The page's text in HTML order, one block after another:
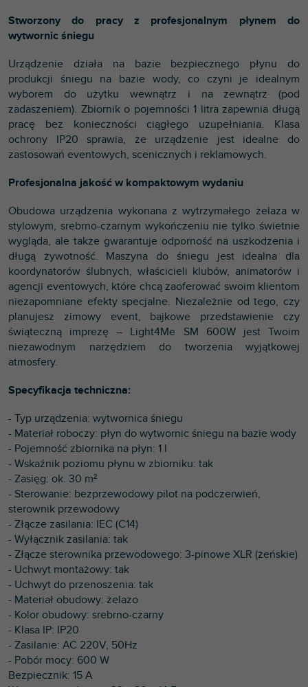
Stworzony do pracy z profesjonalnym płynem do
wytwornic śniegu
Urządzenie działa na bazie bezpiecznego płynu do
produkcji śniegu na bazie wody, co czyni je idealnym
wyborem do użytku wewnątrz i na zewnątrz (pod
zadaszeniem). Zbiornik o pojemności 1 litra zapewnia długą
pracę bez konieczności ciągłego uzupełniania. Klasa
ochrony IP20 sprawia, że urządzenie jest idealne do
zastosowań eventowych, scenicznych i reklamowych.
Profesjonalna jakość w kompaktowym wydaniu
Obudowa urządzenia wykonana z wytrzymałego żelaza w
stylowym, srebrno-czarnym wykończeniu nie tylko świetnie
wygląda, ale także gwarantuje odporność na uszkodzenia i
długą żywotność. Maszyna do śniegu jest idealna dla
koordynatorów ślubnych, właścicieli klubów, animatorów i
agencji eventowych, które chcą zaoferować swoim klientom
niezapomniane efekty specjalne. Niezależnie od tego, czy
planujesz zimowy event, bajkowe przedstawienie czy
świąteczną imprezę – Light4Me SM 600W jest Twoim
niezawodnym narzędziem do tworzenia wyjątkowej
atmosfery.
Specyfikacja techniczna:
- Typ urządzenia: wytwornica śniegu
- Materiał roboczy: płyn do wytwornic śniegu na bazie wody
- Pojemność zbiornika na płyn: 1 l
- Wskaźnik poziomu płynu w zbiorniku: tak
- Zasięg: ok. 30 m²
- Sterowanie: bezprzewodowy pilot na podczerwień,
sterownik przewodowy
- Złącze zasilania: IEC (C14)
- Wyłącznik zasilania: tak
- Złącze sterownika przewodowego: 3-pinowe XLR (żeńskie)
- Uchwyt montażowy: tak
- Uchwyt do przenoszenia: tak
- Materiał obudowy: żelazo
- Kolor obudowy: srebrno-czarny
- Klasa IP: IP20
- Zasilanie: AC 220V, 50Hz
- Pobór mocy: 600 W
Bezpiecznik: 15 A